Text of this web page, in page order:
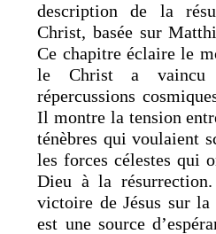
description de la
Christ, basée sur
Ce chapitre éclaire le
le Christ a
répercussions
Il montre la tension
ténèbres qui voulaient
les forces célestes qui
Dieu à la
victoire de Jésus sur
est une source